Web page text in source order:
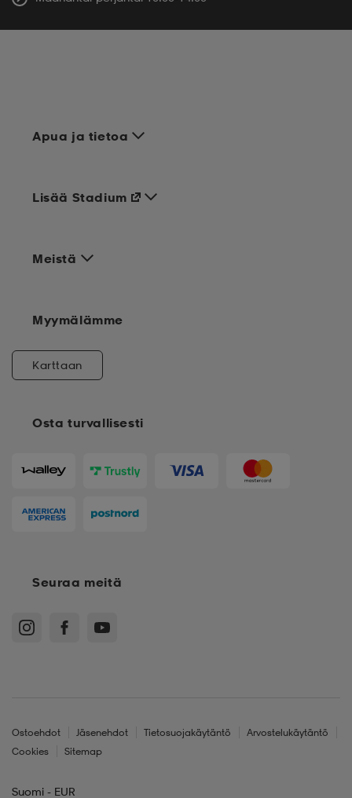
Apua ja tietoa
Meistä
Osta turvallisesti
Lisää Stadium
Myymälämme
Karttaan
Seuraa meitä
Ostoehdot Jäsenehdot Tietosuojakäytäntö
Arvostelukäytäntö
Cookies
Sitemap
Suomi - EUR